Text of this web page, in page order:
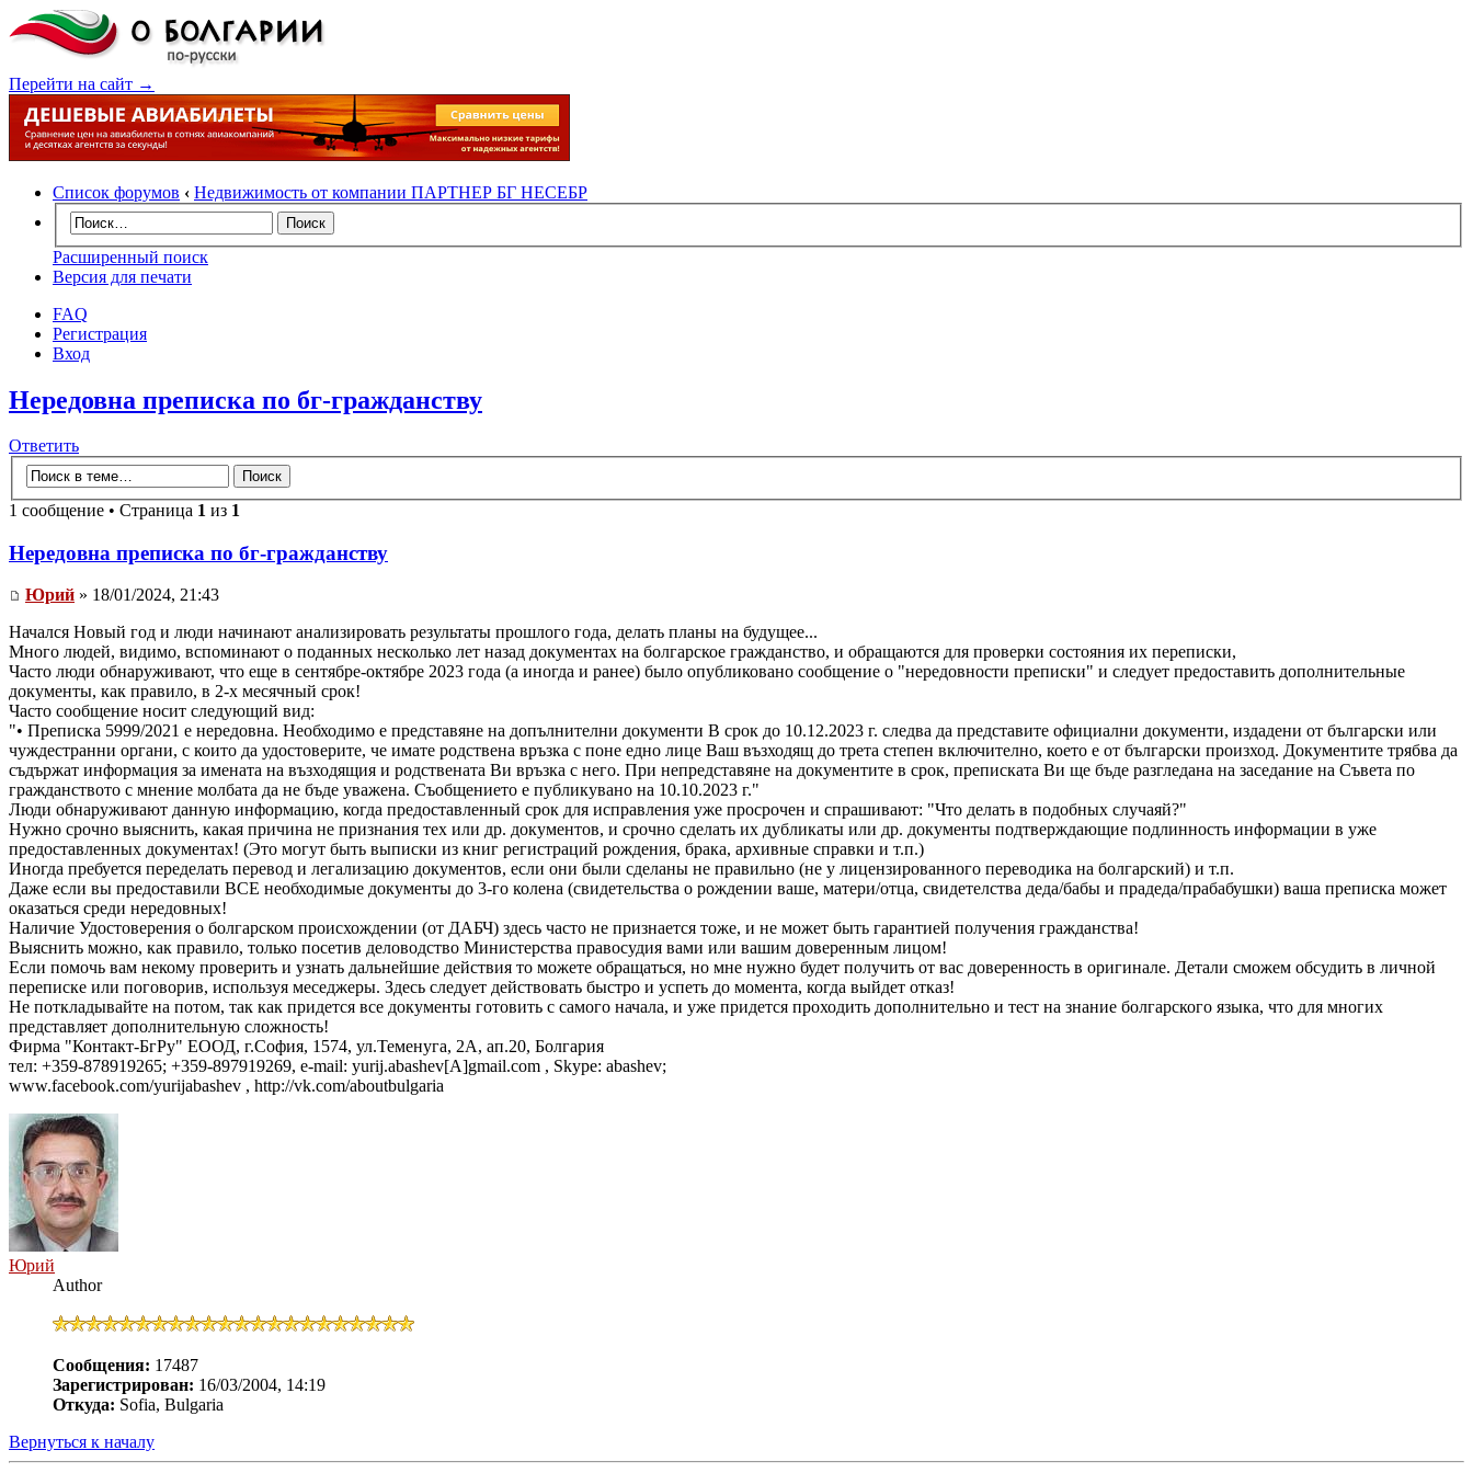
Перейти на сайт →
Список форумов ‹ Недвижимость от компании ПАРТНЕР БГ НЕСЕБР
Расширенный поиск
Версия для печати
FAQ
Регистрация
Вход
Нередовна преписка по бг-гражданству
Ответить
1 сообщение • Страница 1 из 1
Нередовна преписка по бг-гражданству
Юрий » 18/01/2024, 21:43
Начался Новый год и люди начинают анализировать результаты прошлого года, делать планы на будущее...
Много людей, видимо, вспоминают о поданных несколько лет назад документах на болгарское гражданство, и обращаются для проверки состояния их переписки,
Часто люди обнаруживают, что еще в сентябре-октябре 2023 года (а иногда и ранее) было опубликовано сообщение о "нередовности преписки" и следует предоставить дополнительные
документы, как правило, в 2-х месячный срок!
Часто сообщение носит следующий вид:
"• Преписка 5999/2021 е нередовна. Необходимо е представяне на допълнителни документи В срок до 10.12.2023 г. следва да представите официални документи, издадени от български или
чуждестранни органи, с които да удостоверите, че имате родствена връзка с поне едно лице Ваш възходящ до трета степен включително, което е от български произход. Документите трябва да
съдържат информация за имената на възходящия и родствената Ви връзка с него. При непредставяне на документите в срок, преписката Ви ще бъде разгледана на заседание на Съвета по
гражданството с мнение молбата да не бъде уважена. Съобщението е публикувано на 10.10.2023 г."
Люди обнаруживают данную информацию, когда предоставленный срок для исправления уже просрочен и спрашивают: "Что делать в подобных случаяй?"
Нужно срочно выяснить, какая причина не признания тех или др. документов, и срочно сделать их дубликаты или др. документы подтверждающие подлинность информации в уже
предоставленных документах! (Это могут быть выписки из книг регистраций рождения, брака, архивные справки и т.п.)
Иногда пребуется переделать перевод и легализацию документов, если они были сделаны не правильно (не у лицензированного переводика на болгарский) и т.п.
Даже если вы предоставили ВСЕ необходимые документы до 3-го колена (свидетельства о рождении ваше, матери/отца, свидетелства деда/бабы и прадеда/прабабушки) ваша преписка может
оказаться среди нередовных!
Наличие Удостоверения о болгарском происхождении (от ДАБЧ) здесь часто не признается тоже, и не может быть гарантией получения гражданства!
Выяснить можно, как правило, только посетив деловодство Министерства правосудия вами или вашим доверенным лицом!
Если помочь вам некому проверить и узнать дальнейшие действия то можете обращаться, но мне нужно будет получить от вас доверенность в оригинале. Детали сможем обсудить в личной
переписке или поговорив, используя меседжеры. Здесь следует действовать быстро и успеть до момента, когда выйдет отказ!
Не поткладывайте на потом, так как придется все документы готовить с самого начала, и уже придется проходить дополнительно и тест на знание болгарского языка, что для многих
представляет дополнительную сложность!
Фирма "Контакт-БгРу" ЕООД, г.София, 1574, ул.Теменуга, 2А, ап.20, Болгария
тел: +359-878919265; +359-897919269, e-mail: yurij.abashev[A]gmail.com , Skype: abashev;
www.facebook.com/yurijabashev , http://vk.com/aboutbulgaria
Юрий
Author
Сообщения: 17487
Зарегистрирован: 16/03/2004, 14:19
Откуда: Sofia, Bulgaria
Вернуться к началу